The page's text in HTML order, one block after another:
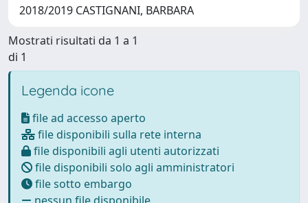
2018/2019 CASTIGNANI, BARBARA
Mostrati risultati da 1 a 1
di 1
Legenda icone
file ad accesso aperto
file disponibili sulla rete interna
file disponibili agli utenti autorizzati
file disponibili solo agli amministratori
file sotto embargo